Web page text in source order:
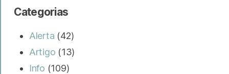
Categorias
Alerta (42)
Artigo (13)
Info (109)